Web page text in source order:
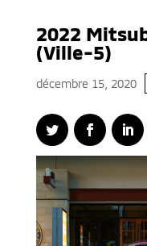
2022
(Ville-5)
décembre 15, 2020